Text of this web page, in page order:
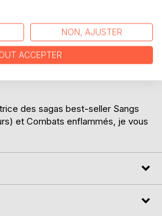
trame...).
serein ? Ouvrez cette boîte à
vous-même et installez-vous
des sagas best-seller Sangs
et Combats enflammés, je vous
NON, AJUSTER
ACCEPTER